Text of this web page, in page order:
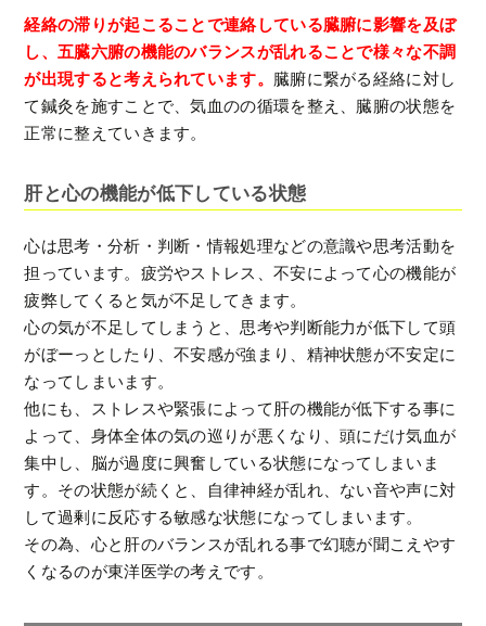
経絡の滞りが起こることで連絡している臓腑に影響を及ぼ
し、五臓六腑の機能のバランスが乱れることで様々な不調
が出現すると考えられています。 臓腑に繋がる経絡に対し
て鍼灸を施すことで、気血のの循環を整え、臓腑の状態を
正常に整えていきます。
肝と心の機能が低下している状態
心は思考・分析・判断・情報処理などの意識や思考活動を
担っています。疲労やストレス、不安によって心の機能が
疲弊してくると気が不足してきます。
心の気が不足してしまうと、思考や判断能力が低下して頭
がぼーっとしたり、不安感が強まり、精神状態が不安定に
なってしまいます。
他にも、ストレスや緊張によって肝の機能が低下する事に
よって、身体全体の気の巡りが悪くなり、頭にだけ気血が
集中し、脳が過度に興奮している状態になってしまいま
す。その状態が続くと、自律神経が乱れ、ない音や声に対
して過剰に反応する敏感な状態になってしまいます。
その為、心と肝のバランスが乱れる事で幻聴が聞こえやす
くなるのが東洋医学の考えです。